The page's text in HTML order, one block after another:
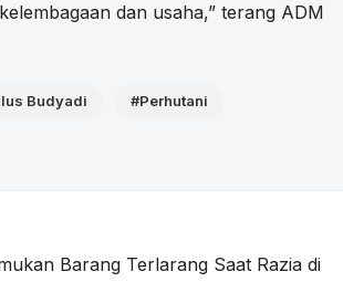
dan usaha,” terang ADM
Budyadi #Perhutani
Barang Terlarang Saat Razia di